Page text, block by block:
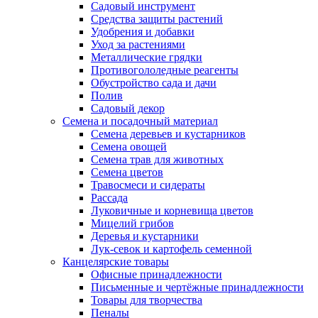
Садовый инструмент
Средства защиты растений
Удобрения и добавки
Уход за растениями
Металлические грядки
Противогололедные реагенты
Обустройство сада и дачи
Полив
Садовый декор
Семена и посадочный материал
Семена деревьев и кустарников
Семена овощей
Семена трав для животных
Семена цветов
Травосмеси и сидераты
Рассада
Луковичные и корневища цветов
Мицелий грибов
Деревья и кустарники
Лук-севок и картофель семенной
Канцелярские товары
Офисные принадлежности
Письменные и чертёжные принадлежности
Товары для творчества
Пеналы